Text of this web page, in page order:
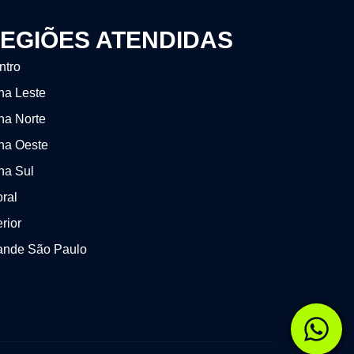
ATENDIDAS
Leste
Norte
Oeste
Sul
São Paulo